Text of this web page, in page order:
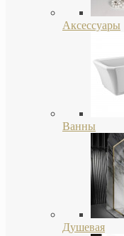
Аксессуары
Ванны
Душевая